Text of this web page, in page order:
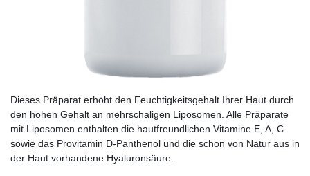
Dieses Präparat erhöht den Feuchtigkeitsgehalt Ihrer Haut durch
den hohen Gehalt an mehrschaligen Liposomen. Alle Präparate
mit Liposomen enthalten die hautfreundlichen Vitamine E, A, C
sowie das Provitamin D-Panthenol und die schon von Natur aus in
der Haut vorhandene Hyaluronsäure.